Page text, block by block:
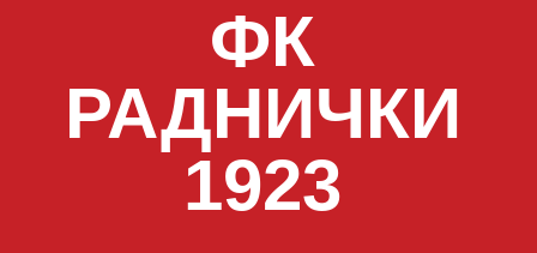
ФК
РАДНИЧКИ
1923